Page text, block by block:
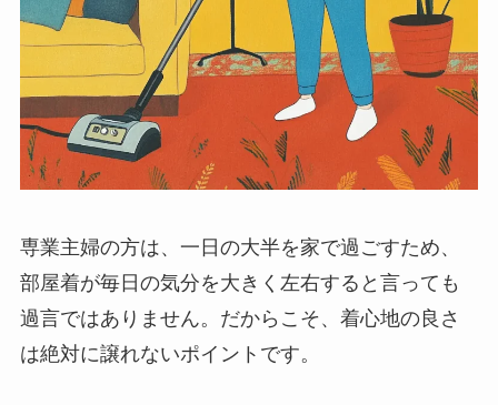
専業主婦の方は、一日の大半を家で過ごすため、
部屋着が毎日の気分を大きく左右すると言っても
過言ではありません。だからこそ、着心地の良さ
は絶対に譲れないポイントです。